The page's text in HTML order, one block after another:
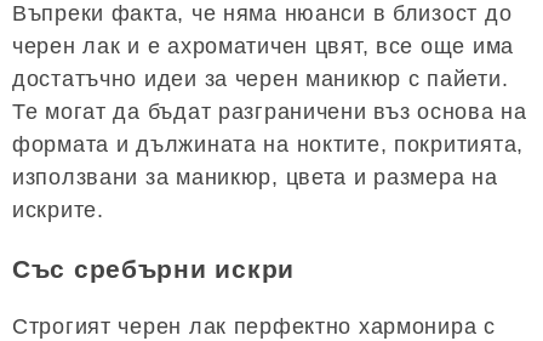
Въпреки факта, че няма нюанси в близост до
черен лак и е ахроматичен цвят, все още има
достатъчно идеи за черен маникюр с пайети.
Те могат да бъдат разграничени въз основа на
формата и дължината на ноктите, покритията,
използвани за маникюр, цвета и размера на
искрите.
Със сребърни искри
Строгият черен лак перфектно хармонира с